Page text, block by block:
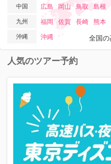
全国の
中国 広島 岡山 鳥取 島根
九州 福岡 佐賀 長崎 熊本
沖縄 沖縄
人気のツアー予約